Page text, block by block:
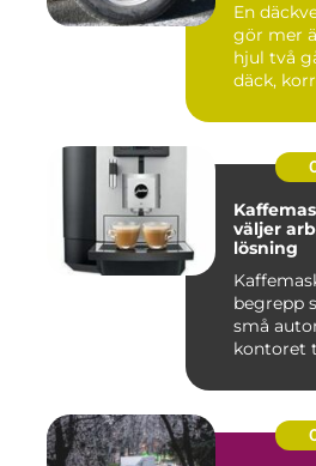
En
gör mer
hjul två
däck,
väljer
lösning
begrepp
små
kontoret